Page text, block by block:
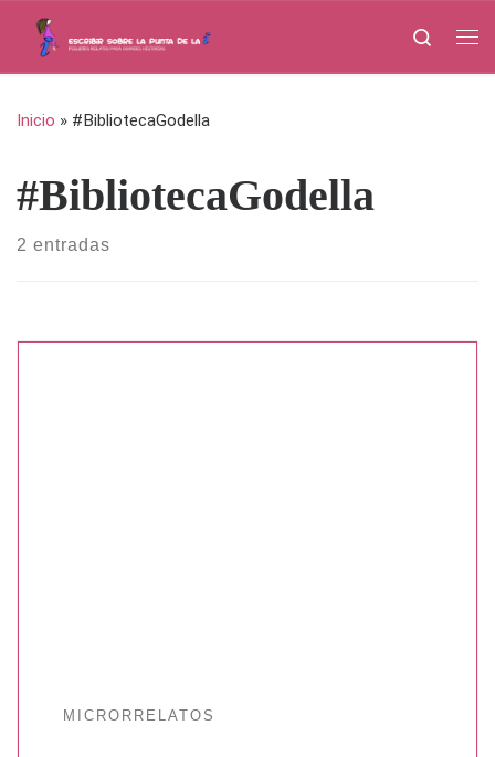
Saltar al contenido
Search
Inicio » #BibliotecaGodella
#BibliotecaGodella
2 entradas
MICRORRELATOS